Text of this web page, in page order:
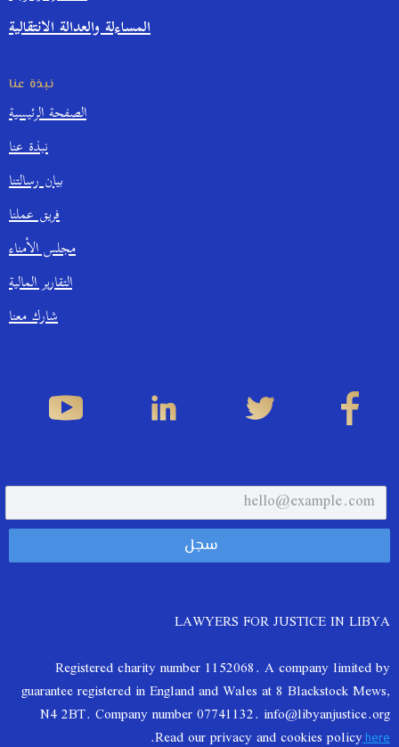
المساءلة والعدالة الانتقالية
نبذة عنا
الصفحة الرئيسية
نبذة عنا
بيان رسالتنا
فريق عملنا
مجلس الأمناء
التقارير المالية
شارك معنا
LAWYERS FOR JUSTICE IN LIBYA
Registered charity number 1152068. A company limited by
guarantee registered in England and Wales at 8 Blackstock Mews,
N4 2BT. Company number 07741132. info@libyanjustice.org
Read our privacy and cookies policyhere
.